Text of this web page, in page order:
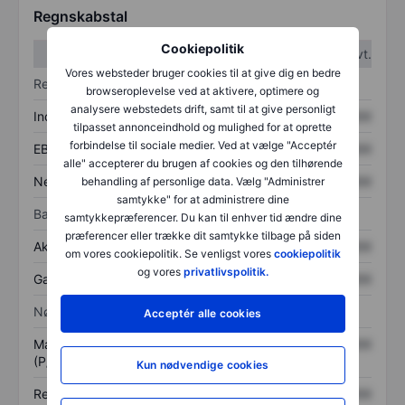
Cookiepolitik
Vores websteder bruger cookies til at give dig en bedre
browseroplevelse ved at aktivere, optimere og
analysere webstedets drift, samt til at give personligt
tilpasset annonceindhold og mulighed for at oprette
forbindelse til sociale medier. Ved at vælge "Acceptér
alle" accepterer du brugen af cookies og den tilhørende
behandling af personlige data. Vælg "Administrer
samtykke" for at administrere dine
samtykkepræferencer. Du kan til enhver tid ændre dine
præferencer eller trække dit samtykke tilbage på siden
om vores cookiepolitik. Se venligst vores cookiepolitik
og vores privatlivspolitik.
Acceptér alle cookies
Kun nødvendige cookies
Regnskabstal
1. kvt.
2. kvt.
Resultatopgørelse
Indtægter XXXXXXX XXXXXXX
EBITDA XXXXXXX XXXXXXX
Nettoresultat XXXXXXX XXXXXXX
Balance
Aktiver i alt XXXXXXX XXXXXXX
Gæld XXXXXXX
Nøgletal
Markedsværdi/omsætning
(P/S)
XXXXXXX XXXXXXX
Resultat pr. aktie (EPS)